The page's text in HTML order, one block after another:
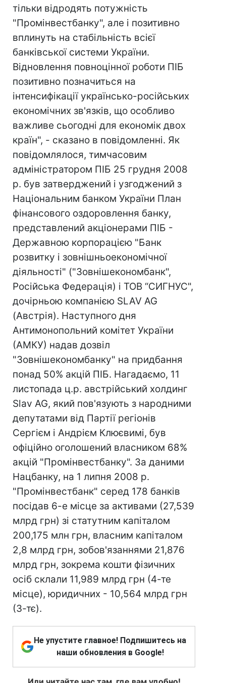
тільки відродять потужність
"Промінвестбанку", але і позитивно
вплинуть на стабільність всієї
банківської системи України.
Відновлення повноцінної роботи ПІБ
позитивно позначиться на
інтенсифікації українсько-російських
економічних зв'язків, що особливо
важливе сьогодні для економік двох
країн", - сказано в повідомленні. Як
повідомлялося, тимчасовим
адміністратором ПІБ 25 грудня 2008
р. був затверджений і узгоджений з
Національним банком України План
фінансового оздоровлення банку,
представлений акціонерами ПІБ -
Державною корпорацією "Банк
розвитку і зовнішньоекономічної
діяльності" ("Зовнішекономбанк",
Російська Федерація) і ТОВ “СИГНУС",
дочірньою компанією SLAV AG
(Австрія). Наступного дня
Антимонопольний комітет України
(АМКУ) надав дозвіл
"Зовнішекономбанку" на придбання
понад 50% акцій ПІБ. Нагадаємо, 11
листопада ц.р. австрійський холдинг
Slav AG, який пов'язують з народними
депутатами від Партії регіонів
Сергієм і Андрієм Клюєвимі, був
офіційно оголошений власником 68%
акцій "Промінвестбанку". За даними
Нацбанку, на 1 липня 2008 р.
"Промінвестбанк" серед 178 банків
посідав 6-е місце за активами (27,539
млрд грн) зі статутним капіталом
200,175 млн грн, власним капіталом
2,8 млрд грн, зобов'язаннями 21,876
млрд грн, зокрема кошти фізичних
осіб склали 11,989 млрд грн (4-те
місце), юридичних - 10,564 млрд грн
(3-тє).
Не упустите главное! Подпишитесь на
наши обновления в Google!